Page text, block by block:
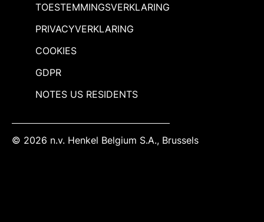
TOESTEMMINGSVERKLARING
PRIVACYVERKLARING
COOKIES
GDPR
NOTES US RESIDENTS
© 2026 n.v. Henkel Belgium S.A., Brussels